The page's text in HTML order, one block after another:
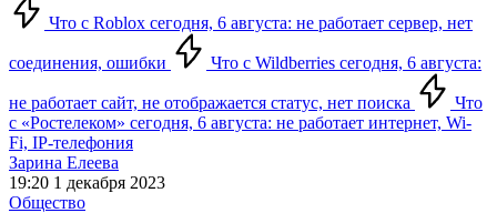
Что с Roblox сегодня, 6 августа: не работает сервер, нет
соединения, ошибки Что с Wildberries сегодня, 6 августа:
не работает сайт, не отображается статус, нет поиска
Что
с «Ростелеком» сегодня, 6 августа: не работает интернет, Wi-
Fi, IP-телефония
Зарина Елеева
19:20 1 декабря 2023
Общество